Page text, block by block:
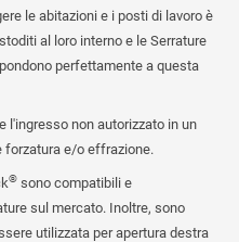
le abitazioni e i posti di lavoro è
al loro interno e le Serrature
perfettamente a questa
l'ingresso non autorizzato in un
e/o effrazione.
® sono compatibili e
sul mercato. Inoltre, sono
utilizzata per apertura destra